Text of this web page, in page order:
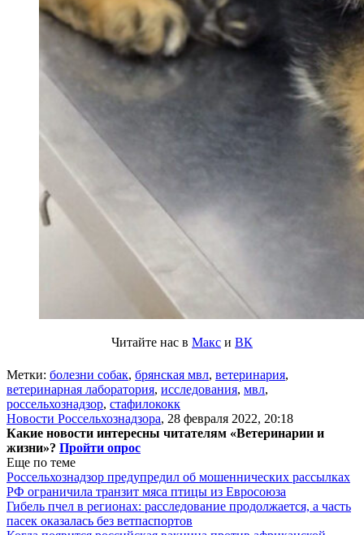
Читайте нас в Макс и ВК
Метки: болезни собак, брянская мвл, ветеринария,
ветеринарная лаборатория, исследования, мвл,
россельхознадзор, стафилококк
Новости Россельхознадзора, 28 февраля 2022, 20:18
Какие новости интересны читателям «Ветеринарии и
жизни»? Пройти опрос
Еще по теме
Россельхознадзор предупредил об мошеннических рассылках
РФ ограничила транзит мяса птицы из Евросоюза
Гибель пчел в регионах: расследование продолжается, а часть
пасек оказалась без ветпаспортов